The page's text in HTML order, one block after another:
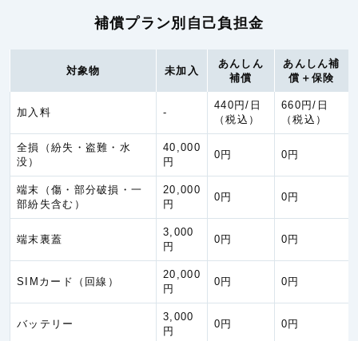
航空機遅
空機を利用できない場合に被保険者が宿泊費などを負
担したとき
出発予定時刻から６時間以上の出発遅延、欠航もしく
は運休または航空運送事業者の搭乗予約受付業務の不
注１：保険価額とは、再調達価額（＊１）から使用による消耗、経
過年数等に応じた減価額（＊２）を差し引いた額をいいます（＊
３）。
（＊１）損害が発生した時の発生した場所における保険の対象と同
一の構造、質、用途、規模、型、能力のものを再取得するのに必要
（＊２）保険の対象が現に使用されている場合で十分な維持・保守
管理がされているときは、再取得するのに必要な金額の５０％を限
度とし、使用されていない場合や十分な維持・保守管理がされてい
ない場合は、再取得するのに必要な金額の９０％を限度とします。
（＊３）保険の対象が貴金属、宝玉、宝石、書画、骨董（こっと
補償プラン別自己負担金
対象物 未加入
あんしん
補償
あんしん補
償＋保険
加入料 -
440円/日
（税込）
660円/日
（税込）
全損
（紛失・盗難・水
没）
40,000
円
0円 0円
端末
（傷・部分破損・一
部紛失含む）
20,000
円
0円 0円
端末裏蓋
3,000
円
0円 0円
SIMカード （回線）
20,000
円
0円 0円
バッテリー
3,000
円
0円 0円